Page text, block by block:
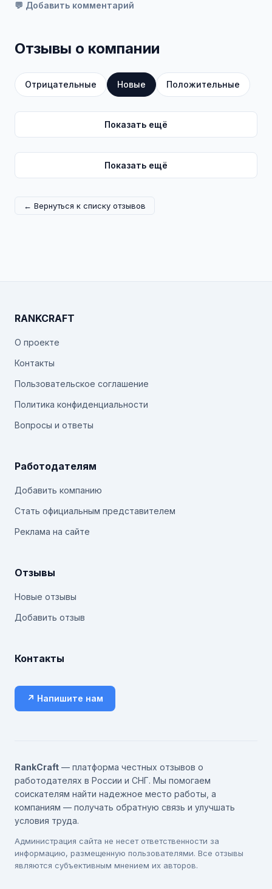
💬 Добавить комментарий
Отзывы о компании
Отрицательные Новые Положительные
Показать ещё
Показать ещё
← Вернуться к списку отзывов
RANKCRAFT
О проекте
Контакты
Пользовательское соглашение
Политика конфиденциальности
Вопросы и ответы
Работодателям
Добавить компанию
Стать официальным представителем
Реклама на сайте
Отзывы
Новые отзывы
Добавить отзыв
Контакты
↗ Напишите нам
RankCraft — платформа честных отзывов о
работодателях в России и СНГ. Мы помогаем
соискателям найти надежное место работы, а
компаниям — получать обратную связь и улучшать
условия труда.
Администрация сайта не несет ответственности за
информацию, размещенную пользователями. Все отзывы
являются субъективным мнением их авторов.